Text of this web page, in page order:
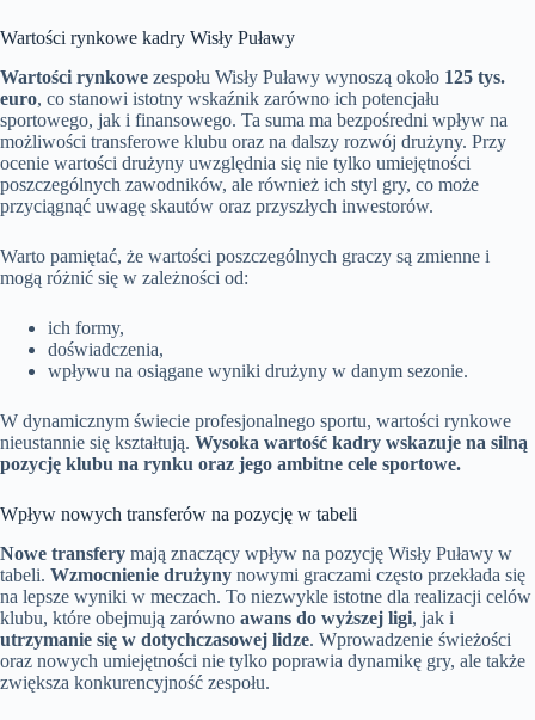
Wartości rynkowe kadry Wisły Puławy
Wartości rynkowe zespołu Wisły Puławy wynoszą około 125 tys.
euro, co stanowi istotny wskaźnik zarówno ich potencjału
sportowego, jak i finansowego. Ta suma ma bezpośredni wpływ na
możliwości transferowe klubu oraz na dalszy rozwój drużyny. Przy
ocenie wartości drużyny uwzględnia się nie tylko umiejętności
poszczególnych zawodników, ale również ich styl gry, co może
przyciągnąć uwagę skautów oraz przyszłych inwestorów.
Warto pamiętać, że wartości poszczególnych graczy są zmienne i
mogą różnić się w zależności od:
ich formy,
doświadczenia,
wpływu na osiągane wyniki drużyny w danym sezonie.
W dynamicznym świecie profesjonalnego sportu, wartości rynkowe
nieustannie się kształtują. Wysoka wartość kadry wskazuje na silną
pozycję klubu na rynku oraz jego ambitne cele sportowe.
Wpływ nowych transferów na pozycję w tabeli
Nowe transfery mają znaczący wpływ na pozycję Wisły Puławy w
tabeli. Wzmocnienie drużyny nowymi graczami często przekłada się
na lepsze wyniki w meczach. To niezwykle istotne dla realizacji celów
klubu, które obejmują zarówno awans do wyższej ligi, jak i
utrzymanie się w dotychczasowej lidze. Wprowadzenie świeżości
oraz nowych umiejętności nie tylko poprawia dynamikę gry, ale także
zwiększa konkurencyjność zespołu.